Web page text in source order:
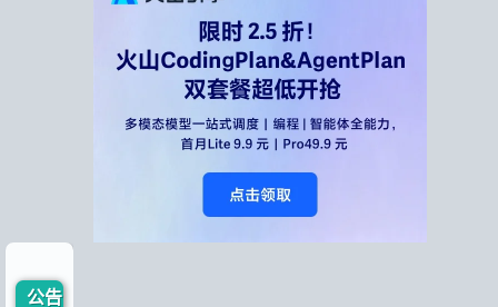
posted @
刷新页面